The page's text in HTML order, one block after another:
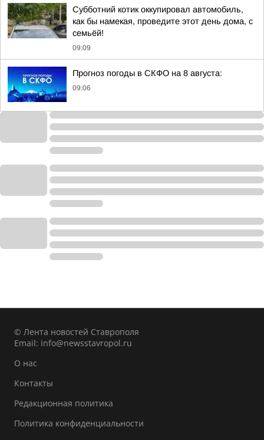
Субботний котик оккупировал автомобиль,
как бы намекая, проведите этот день дома, с
семьёй!
09:09
Прогноз погоды в СКФО на 8 августа:
09:06
© Лента новостей Ставрополя
Email: info@newsstavropol.ru
О нас
Контакты
Редакционная политика
Политика конфиденциальности